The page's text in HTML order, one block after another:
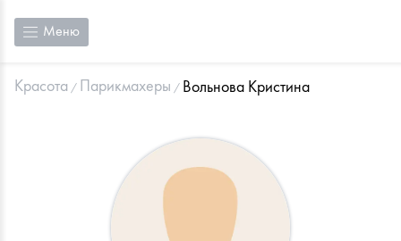
Меню
Красота Парикмахеры Вольнова Кристина